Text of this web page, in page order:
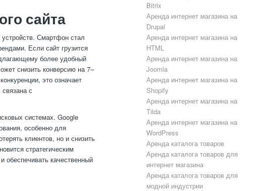
сайта
Смартфон стал
Если сайт грузится
более удобный
снизить конверсию на 7–
это означает
с
системах. Google
особенно для
клиентов, но и снизить
стратегическим
обеспечивать качественный
Bitrix
Аренда интернет магазина на
Drupal
Аренда интернет магазина на
HTML
Аренда интернет магазина на
Joomla
Аренда интернет магазина на
Shopify
Аренда интернет магазина на
Tilda
Аренда интернет магазина на
WordPress
Аренда каталога товаров
Аренда каталога товаров для
интернет магазина
Аренда каталога товаров для
модной индустрии